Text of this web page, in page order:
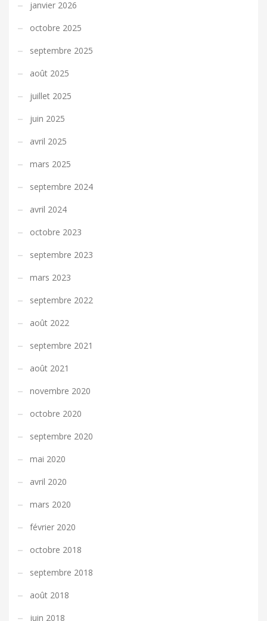
janvier 2026
octobre 2025
septembre 2025
août 2025
juillet 2025
juin 2025
avril 2025
mars 2025
septembre 2024
avril 2024
octobre 2023
septembre 2023
mars 2023
septembre 2022
août 2022
septembre 2021
août 2021
novembre 2020
octobre 2020
septembre 2020
mai 2020
avril 2020
mars 2020
février 2020
octobre 2018
septembre 2018
août 2018
juin 2018